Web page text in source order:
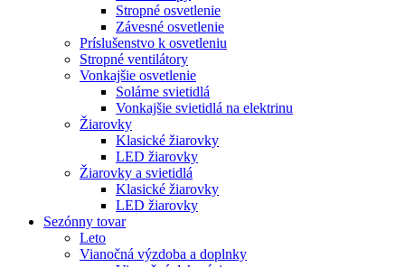
Stropné osvetlenie
Závesné osvetlenie
Príslušenstvo k osvetleniu
Stropné ventilátory
Vonkajšie osvetlenie
Solárne svietidlá
Vonkajšie svietidlá na elektrinu
Žiarovky
Klasické žiarovky
LED žiarovky
Žiarovky a svietidlá
Klasické žiarovky
LED žiarovky
Sezónny tovar
Leto
Vianočná výzdoba a doplnky